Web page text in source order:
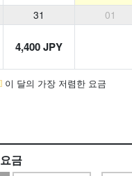
31 01
4,400 JPY
이 달의 가장 저렴한 요금
요금